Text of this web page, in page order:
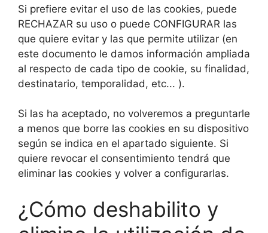
Si prefiere evitar el uso de las cookies, puede
RECHAZAR su uso o puede CONFIGURAR las
que quiere evitar y las que permite utilizar (en
este documento le damos información ampliada
al respecto de cada tipo de cookie, su finalidad,
destinatario, temporalidad, etc... ).
Si las ha aceptado, no volveremos a preguntarle
a menos que borre las cookies en su dispositivo
según se indica en el apartado siguiente. Si
quiere revocar el consentimiento tendrá que
eliminar las cookies y volver a configurarlas.
¿Cómo deshabilito y